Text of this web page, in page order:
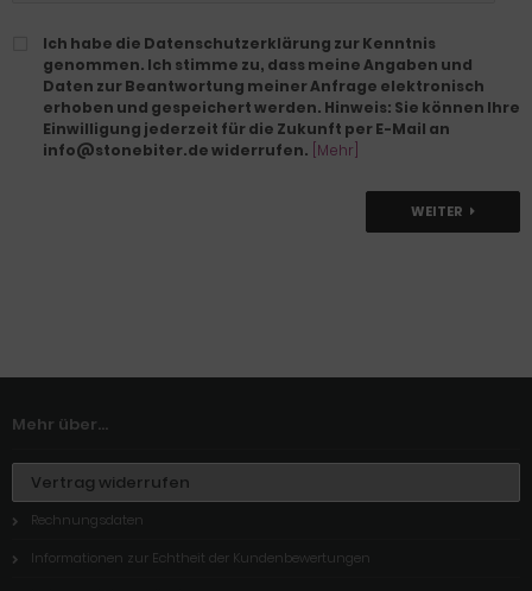
Ich habe die Datenschutzerklärung zur Kenntnis
genommen. Ich stimme zu, dass meine Angaben und
Daten zur Beantwortung meiner Anfrage elektronisch
erhoben und gespeichert werden. Hinweis: Sie können Ihre
Einwilligung jederzeit für die Zukunft per E-Mail an
info@stonebiter.de widerrufen. [Mehr]
WEITER
Mehr über...
Vertrag widerrufen
Rechnungsdaten
Informationen zur Echtheit der Kundenbewertungen